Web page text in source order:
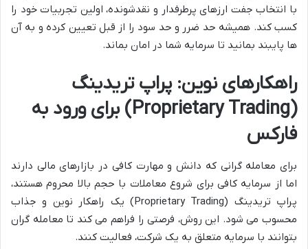
با انتخاب جفت ارزهای پرطرفدار و نقدشونده، اولین تجربیات خود را
کسب کند. همیشه حد ضرر و حد سود را از قبل تعیین کرده و به آن
ها پایبند بمانید تا سرمایه شما در امان بماند.
راهکارهای نوین: پراپ تریدینگ
(Proprietary Trading) برای ورود به
فارکس
برای معامله گرانی که دانش و مهارت کافی در بازارهای مالی دارند
اما از سرمایه کافی برای شروع معاملات با حجم بالا محروم هستند،
پراپ تریدینگ (Proprietary Trading) یک راهکار نوین و جذاب
محسوب می شود. این روش، فرصتی را فراهم می کند تا معامله گران
بتوانند با سرمایه متعلق به یک شرکت، فعالیت کنند.